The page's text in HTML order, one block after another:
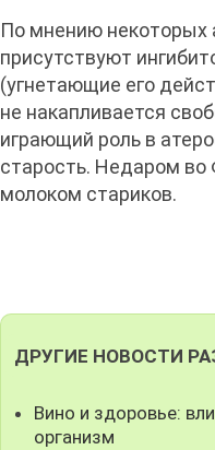
По мнению некоторых
присутствуют
(угнетающие его
не накапливается
играющий роль в
старость. Недаром
молоком стариков.
ДРУГИЕ НОВОСТИ
Вино и здоровье:
организм